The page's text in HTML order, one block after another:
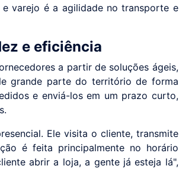
varejo é a agilidade no transporte e
e eficiência
a partir de soluções ágeis,
grande parte do território de forma
e enviá-los em um prazo curto,
Ele visita o cliente, transmite
é feita principalmente no horário
abrir a loja, a gente já esteja lá",